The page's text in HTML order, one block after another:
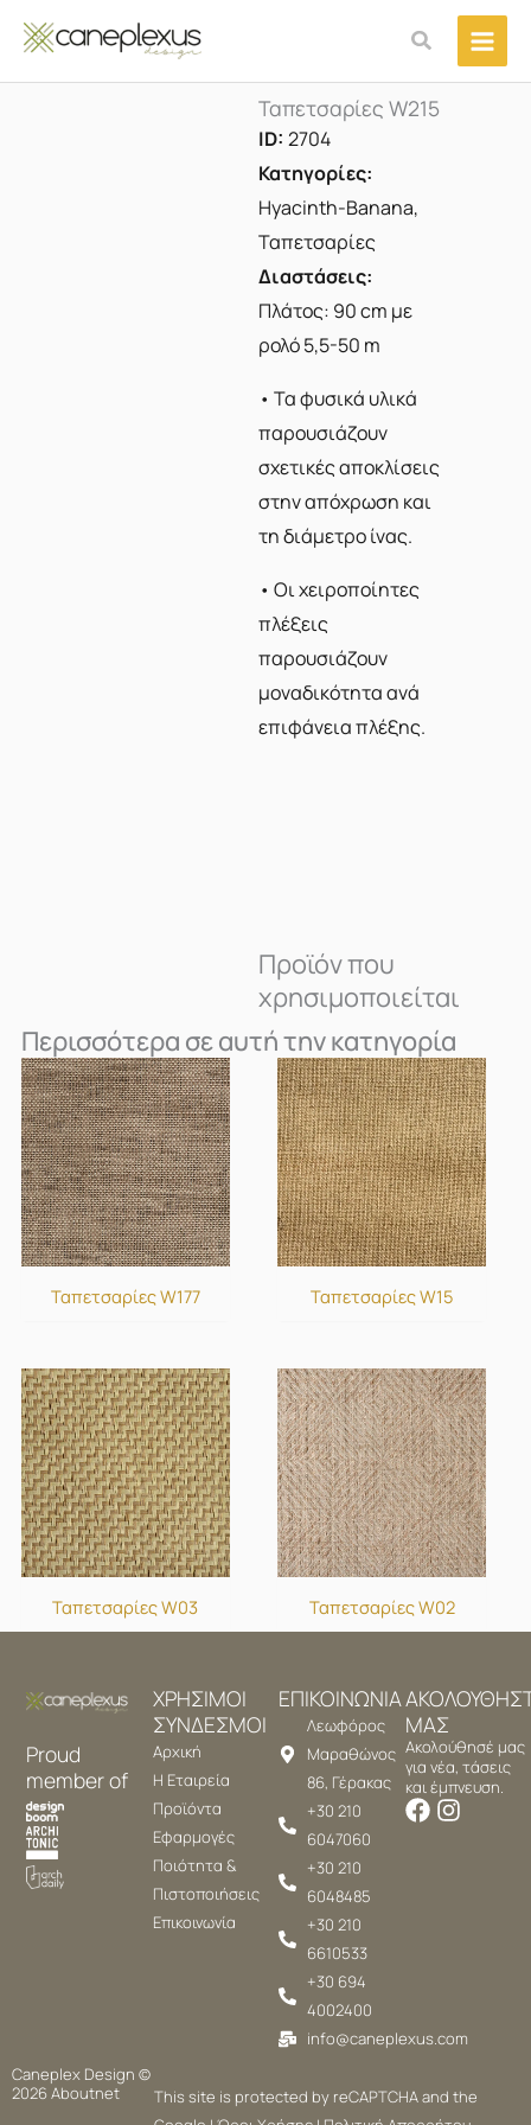
στο
περιεχόμενο
Αναζήτηση
Ταπετσαρίες W215
ID: 2704
Κατηγορίες:
Hyacinth-Banana,
Ταπετσαρίες
Διαστάσεις:
Πλάτος: 90 cm με
ρολό 5,5-50 m
• Τα φυσικά υλικά
παρουσιάζουν
σχετικές αποκλίσεις
στην απόχρωση και
τη διάμετρο ίνας.
• Οι χειροποίητες
πλέξεις
παρουσιάζουν
μοναδικότητα ανά
επιφάνεια πλέξης.
Προϊόν που
χρησιμοποιείται
Περισσότερα σε αυτή την κατηγορία
Ταπετσαρίες W177 Ταπετσαρίες W15
Ταπετσαρίες W03 Ταπετσαρίες W02
Proud
member of
ΧΡΗΣΙΜΟΙ
ΣΥΝΔΕΣΜΟΙ
Αρχική
Η Εταιρεία
Προϊόντα
Εφαρμογές
Ποιότητα &
Πιστοποιήσεις
Επικοινωνία
ΕΠΙΚΟΙΝΩΝΙΑ
Λεωφόρος
Μαραθώνος
86, Γέρακας
+30 210
6047060
+30 210
6048485
+30 210
6610533
+30 694
4002400
info@caneplexus.com
ΜΑΣ
Ακολούθησέ μας
για νέα, τάσεις
και έμπνευση.
Caneplex Design ©
2026 Aboutnet
This site is protected by reCAPTCHA and the